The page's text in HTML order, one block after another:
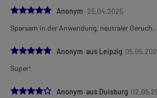
5.0Anonym 25.04.2025
Sparsam in der Anwendung, neutraler Geruch.
5.0Anonym aus Leipzig
Super!
4.0Anonym aus Duisburg